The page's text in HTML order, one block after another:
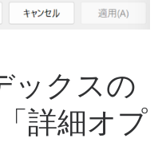
ックスの
詳細オプ